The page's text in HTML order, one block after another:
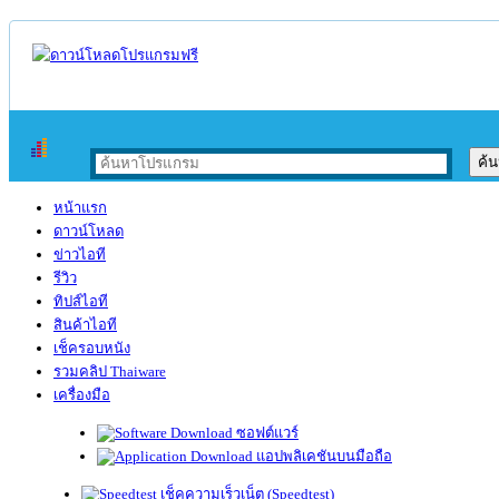
หน้าแรก
ดาวน์โหลด
ข่าวไอที
รีวิว
ทิปส์ไอที
สินค้าไอที
เช็ครอบหนัง
รวมคลิป Thaiware
เครื่องมือ
ซอฟต์แวร์
แอปพลิเคชันบนมือถือ
เช็คความเร็วเน็ต (Speedtest)